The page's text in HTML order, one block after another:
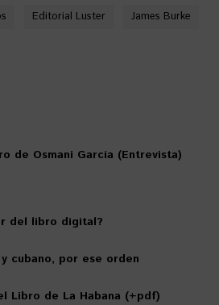
Editorial Luster James Burke
de Osmani García (Entrevista)
del libro digital?
cubano, por ese orden
Libro de La Habana (+pdf)